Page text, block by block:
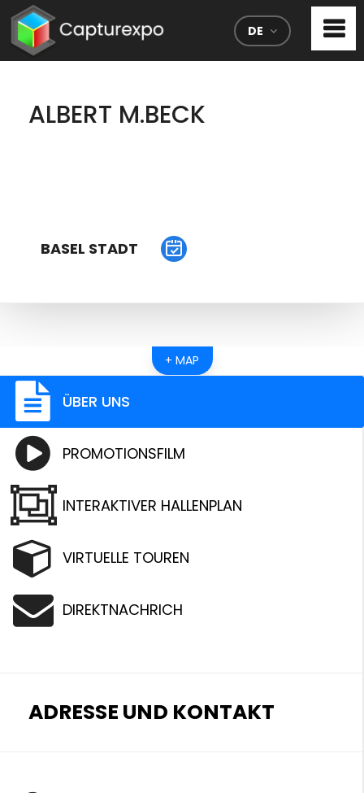
DE
ALBERT M.BECK
BASEL STADT
+ MAP
ÜBER UNS
PROMOTIONSFILM
INTERAKTIVER HALLENPLAN
VIRTUELLE TOUREN
DIREKTNACHRICH
ADRESSE UND KONTAKT